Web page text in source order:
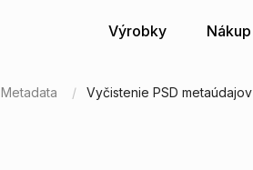
Výrobky Nákup
Metadata Vyčistenie PSD metaúdajov